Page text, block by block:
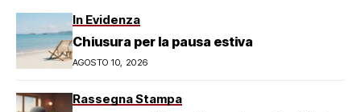
In Evidenza
Chiusura per la pausa estiva
AGOSTO 10, 2026
Rassegna Stampa